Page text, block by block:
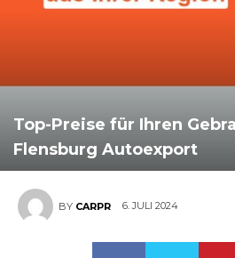
Top-Preise für Ihren
Flensburg Autoexport
BY CARPR 6. JULI 2024